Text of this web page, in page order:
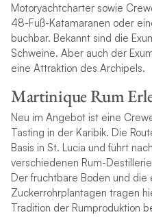
Motoryachtcharter sowie
48-Fuß-Katamaranen oder
buchbar. Bekannt sind die
Schweine. Aber auch der
eine Attraktion des Archipels.
Martinique Rum
Neu im Angebot ist eine
Tasting in der Karibik. Die
Basis in St. Lucia und führt
verschiedenen Rum-
Der fruchtbare Boden und die
Zuckerrohrplantagen tragen
Tradition der Rumproduktion